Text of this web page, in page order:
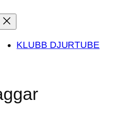
KLUBB DJURTUBE